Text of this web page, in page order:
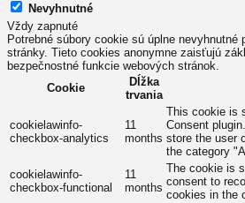
Nevyhnutné
Vždy zapnuté
Potrebné súbory cookie sú úplne nevyhnutné
stránky. Tieto cookies anonymne zaisťujú
bezpečnostné funkcie webových stránok.
Cookie
Dĺžka
trvania
cookielawinfo-
checkbox-analytics
11
months
This cookie is
Consent
store the user
the category
cookielawinfo-
checkbox-functional
11
months
The cookie is
consent to
cookies in the